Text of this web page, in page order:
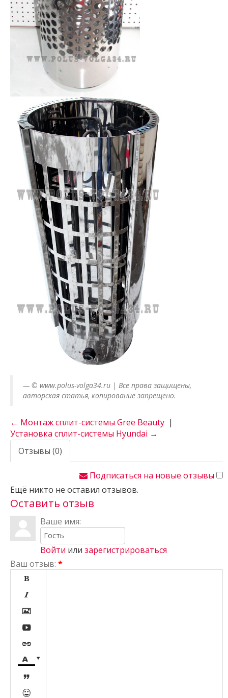
© www.polus-volga34.ru | Все права защищены,
авторская статья, копирование запрещено.
← Монтаж сплит-системы Gree Beauty |
Установка сплит-системы Hyundai →
Отзывы (0)
Подписаться на новые отзывы
Ещё никто не оставил отзывов.
Оставить отзыв
Ваше имя:
Войти или зарегистрироваться
Ваш отзыв: *








